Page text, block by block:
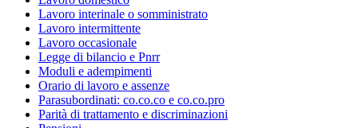
Lavoro interinale o somministrato
Lavoro intermittente
Lavoro occasionale
Legge di bilancio e Pnrr
Moduli e adempimenti
Orario di lavoro e assenze
Parasubordinati: co.co.co e co.co.pro
Parità di trattamento e discriminazioni